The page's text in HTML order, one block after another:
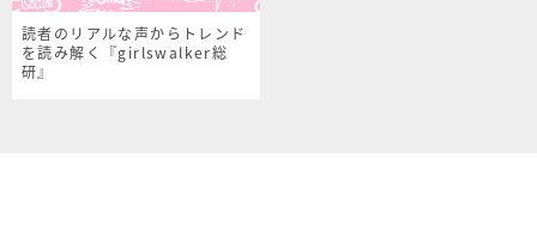
読者のリアルな声からトレンド
を読み解く『girlswalker総
研』